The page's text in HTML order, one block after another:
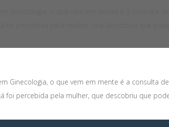
Ginecologia, o que vem em mente é a consulta
foi percebida pela mulher, que descobriu que